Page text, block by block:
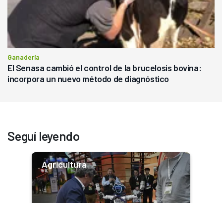
Ganadería
El Senasa cambió el control de la brucelosis bovina:
incorpora un nuevo método de diagnóstico
Seguí leyendo
Agricultura